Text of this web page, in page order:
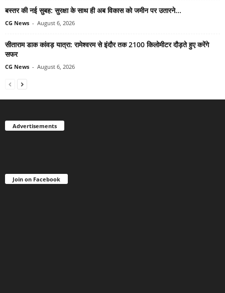
बस्तर की नई सुबह: सुरक्षा के साथ ही अब विकास को जमीन पर उतारने...
CG News - August 6, 2026
सीताराम डाक कांवड़ यात्रा: रामेश्वरम से इंदौर तक 2100 किलोमीटर दौड़ते हुए करेंगे
सफर
CG News - August 6, 2026
Advertisements
Join on Facebook